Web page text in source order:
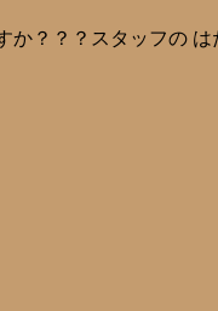
か？？？スタッフ